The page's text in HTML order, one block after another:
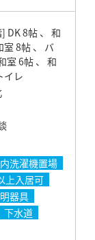
DK 8帖 、 和
室 8帖 、 バ
室 6帖 、 和
イレ
洗濯機置場
上入居可
器具
下水道